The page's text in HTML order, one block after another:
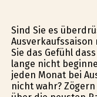
Sind Sie es
Ausverkaufssaison
Sie das Gefühl
lange nicht
jeden Monat bei
nicht wahr?